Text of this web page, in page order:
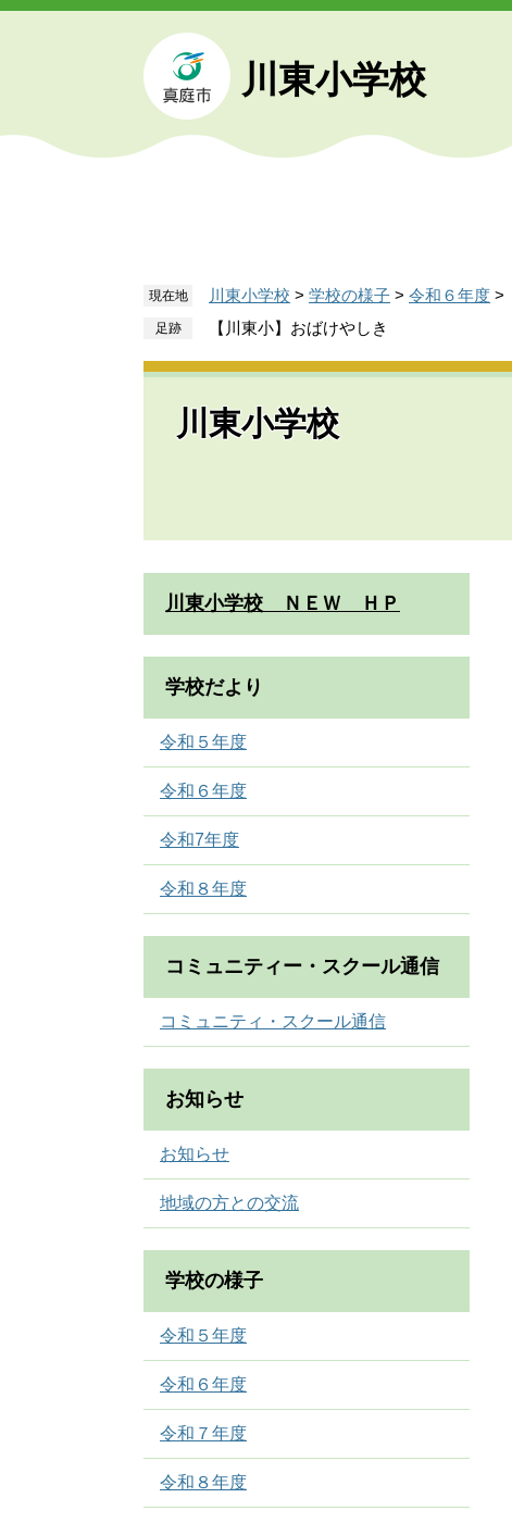
ペ
メ
川東小学校
現在地 川東小学校 > 学校の様子 > 令和６年度 >
【川東小】おばけやしき
川東小学校
川東小学校 ＮＥＷ ＨＰ
学校だより
令和５年度
令和６年度
令和7年度
令和８年度
コミュニティー・スクール通信
コミュニティ・スクール通信
お知らせ
お知らせ
地域の方との交流
学校の様子
令和５年度
令和６年度
令和７年度
令和８年度